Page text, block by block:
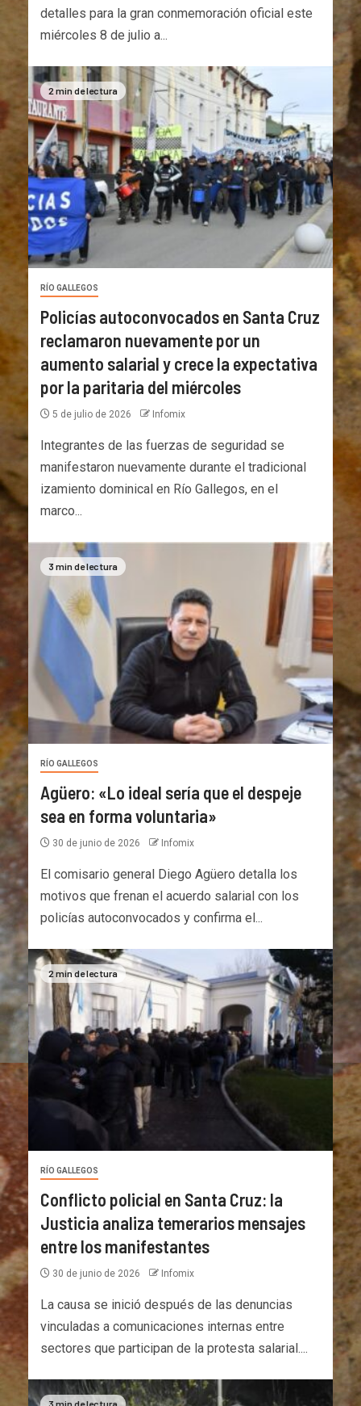
detalles para la gran conmemoración oficial este
miércoles 8 de julio a...
2 min de lectura
RÍO GALLEGOS
Policías autoconvocados en Santa Cruz
reclamaron nuevamente por un
aumento salarial y crece la expectativa
por la paritaria del miércoles
5 de julio de 2026 Infomix
Integrantes de las fuerzas de seguridad se
manifestaron nuevamente durante el tradicional
izamiento dominical en Río Gallegos, en el
marco...
3 min de lectura
RÍO GALLEGOS
Agüero: «Lo ideal sería que el despeje
sea en forma voluntaria»
30 de junio de 2026 Infomix
El comisario general Diego Agüero detalla los
motivos que frenan el acuerdo salarial con los
policías autoconvocados y confirma el...
2 min de lectura
RÍO GALLEGOS
Conflicto policial en Santa Cruz: la
Justicia analiza temerarios mensajes
entre los manifestantes
30 de junio de 2026 Infomix
La causa se inició después de las denuncias
vinculadas a comunicaciones internas entre
sectores que participan de la protesta salarial....
3 min de lectura